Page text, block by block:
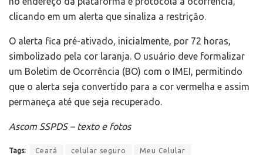
clicando em um alerta que sinaliza a restrição.
O alerta fica pré-ativado, inicialmente, por 72 horas,
simbolizado pela cor laranja. O usuário deve formalizar
um Boletim de Ocorrência (BO) com o IMEI, permitindo
que o alerta seja convertido para a cor vermelha e assim
permaneça até que seja recuperado.
Ascom SSPDS – texto e fotos
Tags: Ceará celular seguro Meu Celular